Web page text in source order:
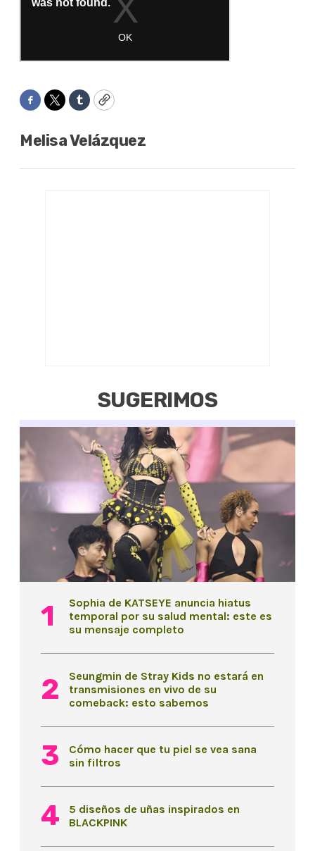
Facebook
TwitterTumblrCopy
Melisa Velázquez
SUGERIMOS
Sophia de KATSEYE anuncia hiatus
temporal por su salud mental: este es
su mensaje completo
Seungmin de Stray Kids no estará en
transmisiones en vivo de su
comeback: esto sabemos
Cómo hacer que tu piel se vea sana
sin filtros
5 diseños de uñas inspirados en
BLACKPINK